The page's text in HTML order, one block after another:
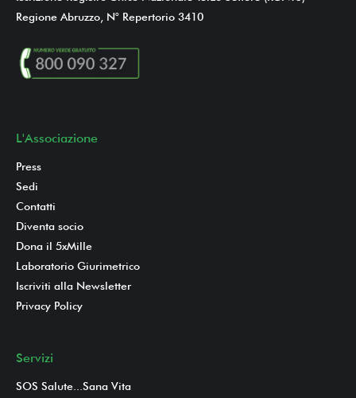
Regione Abruzzo, N° Repertorio 3410
L'Associazione
Press
Sedi
Contatti
Diventa socio
Dona il 5xMille
Laboratorio Giurimetrico
Iscriviti alla Newsletter
Privacy Policy
Servizi
SOS Salute...Sana Vita